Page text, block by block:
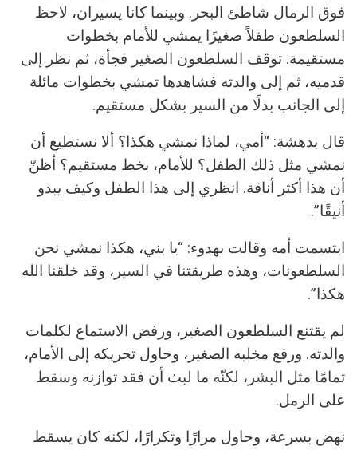
فوق الرمال شاطئ البحر. وبينما كانا يسيران، لاحظ
السلطعون طفلاً صغيرًا يمشي للأمام بخطوات
مستقيمة. توقف السلطعون الصغير فجأة، ثم نظر إلى
قدميه، ثم إلى والدته فشاهدها تمشي بخطوات مائلة
إلى الجانب بدلًا من السير بشكل مستقيم.
قال بدهشة: “أمي، لماذا نمشي هكذا؟ ألا نستطيع أن
نمشي مثل ذلك الطفل؟ للأمام، بخط مستقيم؟ أظنّ
أن هذا أكثر أناقة. انظري إلى هذا الطفل وكيف يبدو
أنيقًا”.
ابتسمت أمه وقالت بهدوء: “يا بني، هكذا نمشي نحن
السلطعونات، وهذه طريقتنا في السير، وقد خلقنا الله
هكذا”.
لم يقتنع السلطعون الصغير، ورفض الاستماع لكلمات
والدته. ورفع مخلبه الصغير، وحاول تحريكه إلى الأمام،
تمامًا مثل البشر، لكنّه ما لبث أن فقد توازنه وسقط
على الرمل.
نهض بسرعة، وحاول مرارًا وتكرارًا، لكنه كان يسقط